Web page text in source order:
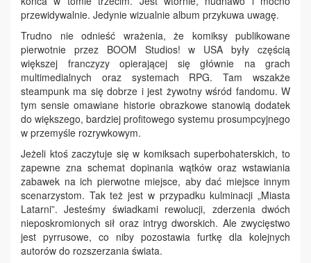
przewidywalnie. Jedynie wizualnie album przykuwa uwagę.
Trudno nie odnieść wrażenia, że komiksy publikowane
pierwotnie przez BOOM Studios! w USA były częścią
większej franczyzy opierającej się głównie na grach
multimedialnych oraz systemach RPG. Tam wszakże
steampunk ma się dobrze i jest żywotny wśród fandomu. W
tym sensie omawiane historie obrazkowe stanowią dodatek
do większego, bardziej profitowego systemu prosumpcyjnego
w przemyśle rozrywkowym.
Jeżeli ktoś zaczytuje się w komiksach superbohaterskich, to
zapewne zna schemat dopinania wątków oraz wstawiania
zabawek na ich pierwotne miejsce, aby dać miejsce innym
scenarzystom. Tak też jest w przypadku kulminacji „Miasta
Latarni”. Jesteśmy świadkami rewolucji, zderzenia dwóch
nieposkromionych sił oraz intryg dworskich. Ale zwycięstwo
jest pyrrusowe, co niby pozostawia furtkę dla kolejnych
autorów do rozszerzania świata.